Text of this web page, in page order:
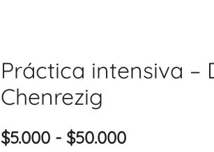
Práctica intensiva –
Chenrezig
$5.000 - $50.000Rango